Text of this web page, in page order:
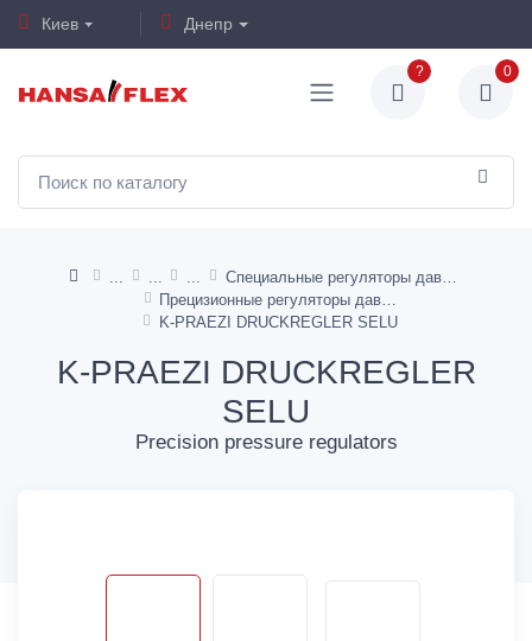
Киев Днепр
? 0
Специальные регуляторы давления
K-PRAEZI DRUCKREGLER SELU
K-PRAEZI DRUCKREGLER
SELU
Precision pressure regulators